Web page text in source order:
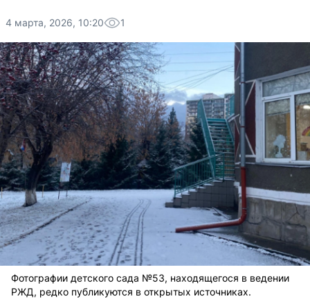
4 марта, 2026, 10:20 1
Фотографии детского сада №53, находящегося в ведении
РЖД, редко публикуются в открытых источниках.